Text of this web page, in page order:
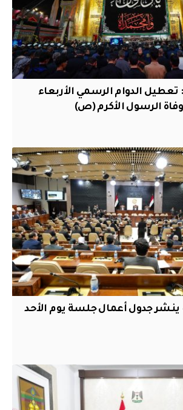
تعطيل الدوام الرسمي الأربعاء
الرسول الأكرم (ص)
جدول أعمال جلسة يوم الأحد